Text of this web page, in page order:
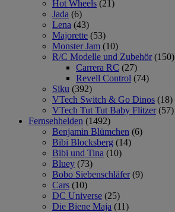
Hot Wheels (21)
Jada (6)
Lena (43)
Majorette (53)
Monster Jam (10)
R/C Modelle und Zubehör (150)
Carrera RC (27)
Revell Control (74)
Siku (392)
VTech Switch & Go Dinos (18)
VTech Tut Tut Baby Flitzer (57)
Fernsehhelden (1492)
Benjamin Blümchen (6)
Bibi Blocksberg (14)
Bibi und Tina (10)
Bluey (73)
Bobo Siebenschläfer (9)
Cars (10)
DC Universe (25)
Die Biene Maja (11)